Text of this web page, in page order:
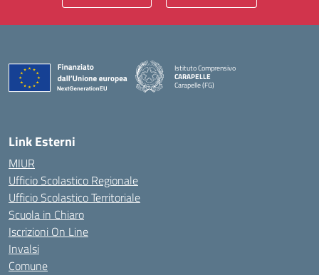
Istituto Comprensivo
CARAPELLE
Carapelle (FG)
— Visita la pagina iniziale della scuola
Link Esterni
MIUR
Ufficio Scolastico Regionale
Ufficio Scolastico Territoriale
Scuola in Chiaro
Iscrizioni On Line
Invalsi
Comune